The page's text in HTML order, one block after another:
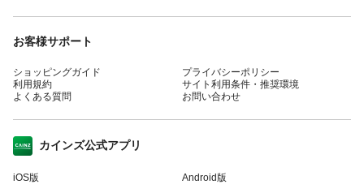
お客様サポート
ショッピングガイド
利用規約
よくある質問
プライバシーポリシー
サイト利用条件・推奨環境
お問い合わせ
カインズ公式アプリ
iOS版 Android版